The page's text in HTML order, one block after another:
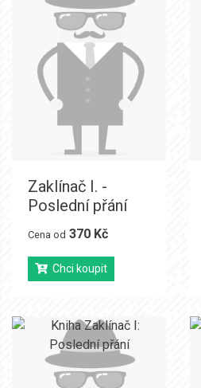
Zaklínač I. -
Poslední přání
Cena od 370 Kč
Chci koupit